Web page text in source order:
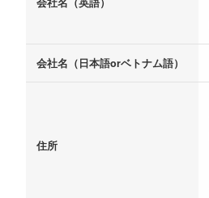
会社名（日本語orベトナム語）
住所